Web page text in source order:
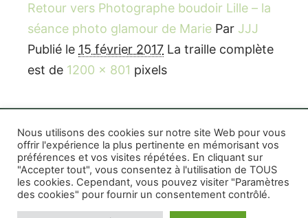
Retour vers Photographe boudoir Lille – la
séance photo glamour de Marie Par JJJ
Publié le 15 février 2017 La traille complète
est de 1200 × 801 pixels
Rife WordPress Theme|Photographe boudoir et
photo thérapeutique Montréal Lille Avignon
Photographe mariage et famille Montréal|
Nous utilisons des cookies sur notre site Web pour vous
offrir l'expérience la plus pertinente en mémorisant vos
préférences et vos visites répétées. En cliquant sur
"Accepter tout", vous consentez à l'utilisation de TOUS
les cookies. Cependant, vous pouvez visiter "Paramètres
des cookies" pour fournir un consentement contrôlé.